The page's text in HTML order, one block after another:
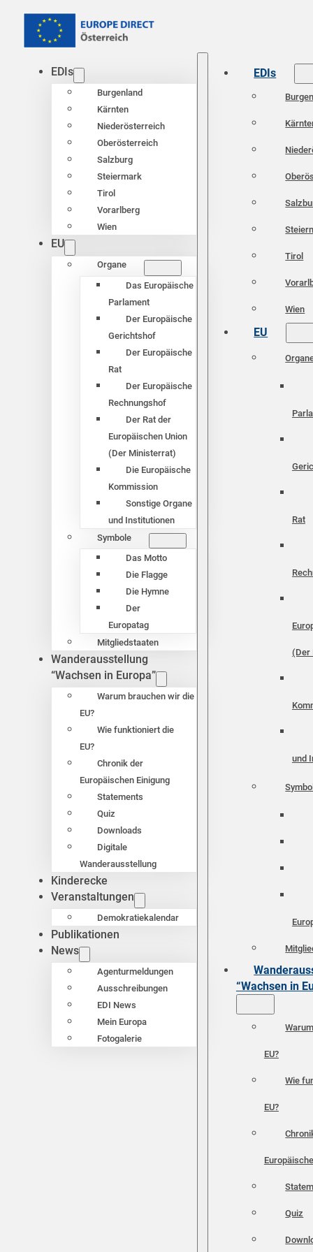
EDIs
Burgenland
Kärnten
Niederösterreich
Oberösterreich
Salzburg
Steiermark
Tirol
Vorarlberg
Wien
EU
Organe
Das Europäische
Parlament
Der Europäische
Gerichtshof
Der Europäische
Rat
Der Europäische
Rechnungshof
Der Rat der
Europäischen Union
(Der Ministerrat)
Die Europäische
Kommission
Sonstige Organe
und Institutionen
Symbole
Das Motto
Die Flagge
Die Hymne
Der
Europatag
Mitgliedstaaten
Wanderausstellung
“Wachsen in Europa”
Warum brauchen wir die
EU?
Wie funktioniert die
EU?
Chronik der
Europäischen Einigung
Statements
Quiz
Downloads
Digitale
Wanderausstellung
Kinderecke
Veranstaltungen
Demokratiekalendar
Publikationen
News
Agenturmeldungen
Ausschreibungen
EDI News
Mein Europa
Fotogalerie
EDIs
Tirol
Wien
EU
Rat
(Der
und
“Wachsen in
EU?
Wie
EU?
Quiz